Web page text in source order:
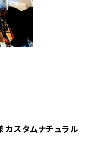
カスタムナチュラル